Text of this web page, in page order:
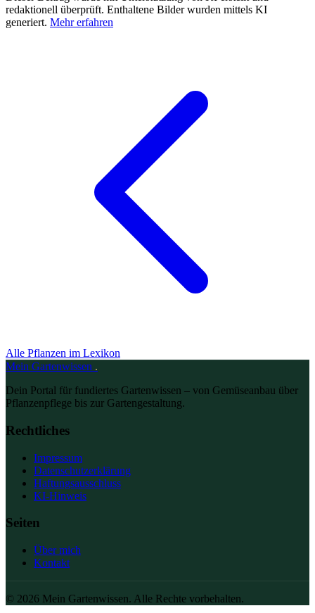
redaktionell überprüft. Enthaltene Bilder wurden mittels KI
generiert. Mehr erfahren
Alle Pflanzen im Lexikon
Mein Gartenwissen .
Dein Portal für fundiertes Gartenwissen – von Gemüseanbau über
Pflanzenpflege bis zur Gartengestaltung.
Rechtliches
Impressum
Datenschutzerklärung
Haftungsausschluss
KI-Hinweis
Seiten
Über mich
Kontakt
© 2026 Mein Gartenwissen. Alle Rechte vorbehalten.